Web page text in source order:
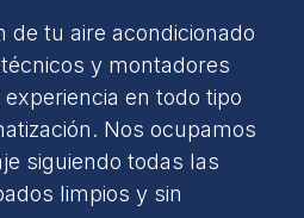
de tu aire acondicionado
y montadores
en todo tipo
Nos ocupamos
siguiendo todas las
limpios y sin